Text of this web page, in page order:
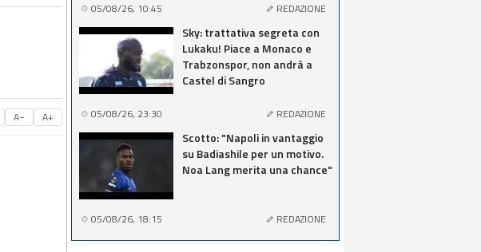
A− A+
05/08/26, 10:45 REDAZIONE
Sky: trattativa segreta con
Lukaku! Piace a Monaco e
Trabzonspor, non andrà a
Castel di Sangro
05/08/26, 23:30 REDAZIONE
Scotto: "Napoli in vantaggio
su Badiashile per un motivo.
Noa Lang merita una chance"
05/08/26, 18:15 REDAZIONE